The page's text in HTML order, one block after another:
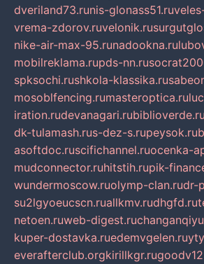
dveriland73.runis-glonass51.ru
vrema-zdorov.ruvelonik.ru
nike-air-max-95.runadookna.ru
mobilreklama.rupds-nn.ru
spksochi.rushkola-klassika.ru
mosoblfencing.rumasteroptica.ru
iration.rudevanagari.rubiblioverde.ru
dk-tulamash.rus-dez-s.rupeysok.ru
asoftdoc.ruscifichannel.ruocenka-
mudconnector.ruhitstih.rupik-
wundermoscow.ruolymp-clan.rudr-
su2lgyoeucscn.ruallkmv.rudhgfd.ru
netoen.ruweb-digest.ru
kuper-dostavka.ruedemvgelen.ru
everafterclub.orgkirillkgr.ru